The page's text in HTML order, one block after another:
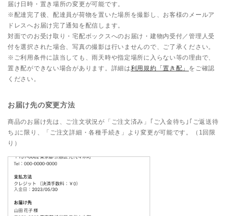
届け日時・置き場所の変更が可能です。
※配達完了後、配達員が荷物を置いた場所を撮影し、お客様のメールア
ドレスへお届け完了通知を配信します。
対面でのお受け取り・宅配ボックスへのお届け・建物内受付／管理人受
付を選択された場合、写真の撮影は行いませんので、ご了承ください。
※ご利用条件に該当しても、雨天時や指定場所に入らない等の理由で、
置き配ができない場合があります。詳細は利用規約「置き配」 をご確認
ください。
お届け先の変更方法
商品のお届け先は、ご注文状況が「ご注文済み」｢ご入金待ち｣｢ご返送待
ち｣に限り、「ご注文詳細・各種手続き」より変更が可能です。（1回限
り）